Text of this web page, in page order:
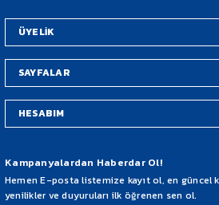
Bu ürüne benzer farklı alternatifler
ÜYELİK
SAYFALAR
HESABIM
Kampanyalardan Haberdar Ol!
Hemen E-posta listemize kayıt ol, en güncel
yenilikler ve duyuruları ilk öğrenen sen ol.